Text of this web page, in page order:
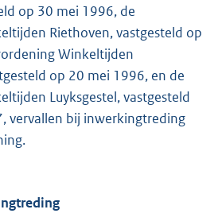
op 30 mei 1996, de
Riethoven, vastgesteld op
Winkeltijden
op 20 mei 1996, en de
Luyksgestel, vastgesteld
vervallen bij inwerkingtreding